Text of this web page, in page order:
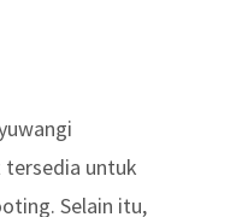
tersedia untuk
Selain itu,